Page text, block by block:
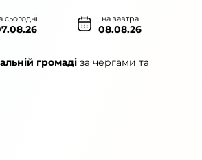
сьогодні на завтра
08.08.26
громаді за чергами та